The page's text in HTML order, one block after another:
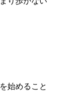
始めること